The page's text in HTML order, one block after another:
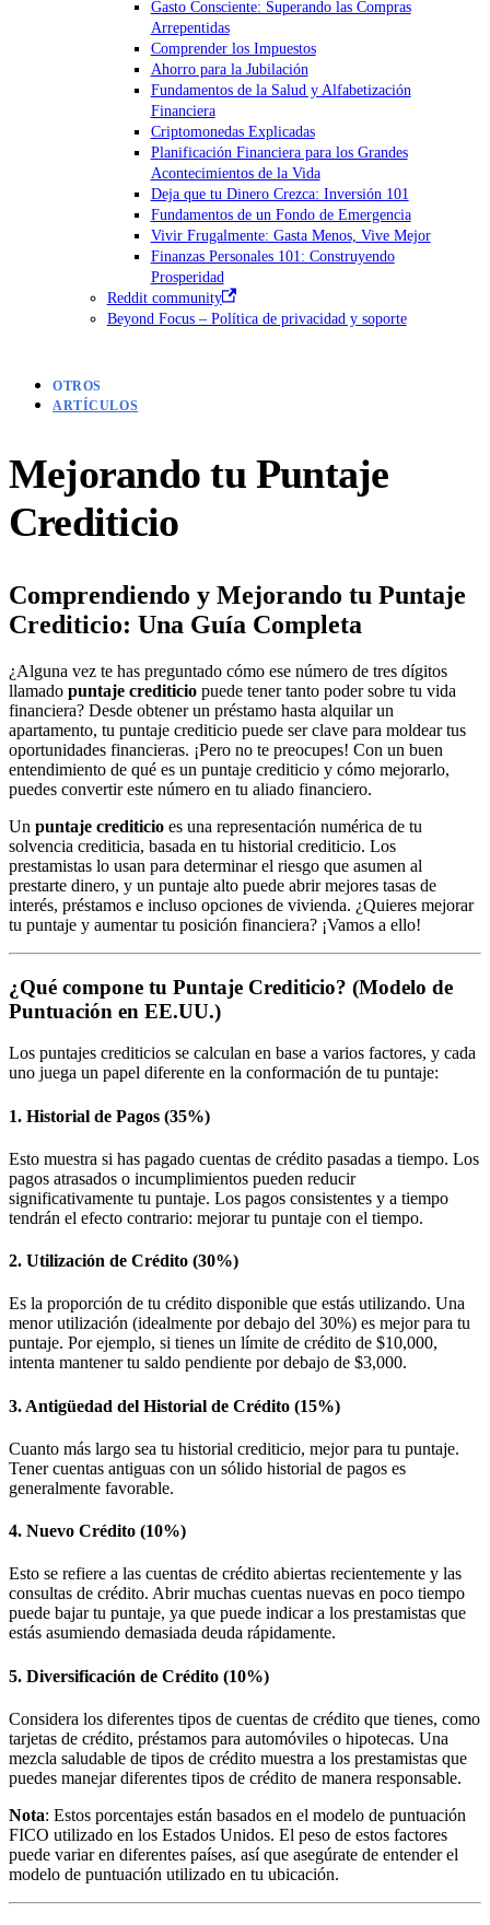
Gasto Consciente: Superando las Compras
Arrepentidas
Comprender los Impuestos
Ahorro para la Jubilación
Fundamentos de la Salud y Alfabetización
Financiera
Criptomonedas Explicadas
Planificación Financiera para los Grandes
Acontecimientos de la Vida
Deja que tu Dinero Crezca: Inversión 101
Fundamentos de un Fondo de Emergencia
Vivir Frugalmente: Gasta Menos, Vive Mejor
Finanzas Personales 101: Construyendo
Prosperidad
Reddit community
Beyond Focus – Política de privacidad y soporte
OTROS
ARTÍCULOS
Mejorando tu Puntaje
Crediticio
Comprendiendo y Mejorando tu Puntaje
Crediticio: Una Guía Completa
¿Alguna vez te has preguntado cómo ese número de tres dígitos
llamado puntaje crediticio puede tener tanto poder sobre tu vida
financiera? Desde obtener un préstamo hasta alquilar un
apartamento, tu puntaje crediticio puede ser clave para moldear tus
oportunidades financieras. ¡Pero no te preocupes! Con un buen
entendimiento de qué es un puntaje crediticio y cómo mejorarlo,
puedes convertir este número en tu aliado financiero.
Un puntaje crediticio es una representación numérica de tu
solvencia crediticia, basada en tu historial crediticio. Los
prestamistas lo usan para determinar el riesgo que asumen al
prestarte dinero, y un puntaje alto puede abrir mejores tasas de
interés, préstamos e incluso opciones de vivienda. ¿Quieres mejorar
tu puntaje y aumentar tu posición financiera? ¡Vamos a ello!
¿Qué compone tu Puntaje Crediticio? (Modelo de
Puntuación en EE.UU.)
Los puntajes crediticios se calculan en base a varios factores, y cada
uno juega un papel diferente en la conformación de tu puntaje:
1. Historial de Pagos (35%)
Esto muestra si has pagado cuentas de crédito pasadas a tiempo. Los
pagos atrasados o incumplimientos pueden reducir
significativamente tu puntaje. Los pagos consistentes y a tiempo
tendrán el efecto contrario: mejorar tu puntaje con el tiempo.
2. Utilización de Crédito (30%)
Es la proporción de tu crédito disponible que estás utilizando. Una
menor utilización (idealmente por debajo del 30%) es mejor para tu
puntaje. Por ejemplo, si tienes un límite de crédito de $10,000,
intenta mantener tu saldo pendiente por debajo de $3,000.
3. Antigüedad del Historial de Crédito (15%)
Cuanto más largo sea tu historial crediticio, mejor para tu puntaje.
Tener cuentas antiguas con un sólido historial de pagos es
generalmente favorable.
4. Nuevo Crédito (10%)
Esto se refiere a las cuentas de crédito abiertas recientemente y las
consultas de crédito. Abrir muchas cuentas nuevas en poco tiempo
puede bajar tu puntaje, ya que puede indicar a los prestamistas que
estás asumiendo demasiada deuda rápidamente.
5. Diversificación de Crédito (10%)
Considera los diferentes tipos de cuentas de crédito que tienes, como
tarjetas de crédito, préstamos para automóviles o hipotecas. Una
mezcla saludable de tipos de crédito muestra a los prestamistas que
puedes manejar diferentes tipos de crédito de manera responsable.
Nota: Estos porcentajes están basados en el modelo de puntuación
FICO utilizado en los Estados Unidos. El peso de estos factores
puede variar en diferentes países, así que asegúrate de entender el
modelo de puntuación utilizado en tu ubicación.